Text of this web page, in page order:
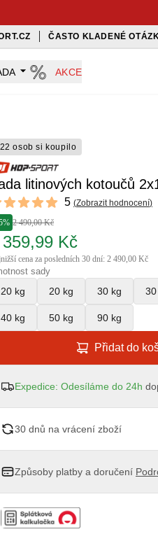
ČASTO KLADENÉ
AKCE
osob si koupilo
litinových kotoučů
of 5 stars 5 (Zobrazit hodnocení)
2 490,00 Kč
Kč
cena za posledních 30 dní: 2 490,00 Kč
sady
20 kg 20 kg 30 kg
40 kg 50 kg 90 kg
Přidat do
Expedice: Odesíláme do 24h
30 dnů na vrácení zboží
Způsoby platby a doručení